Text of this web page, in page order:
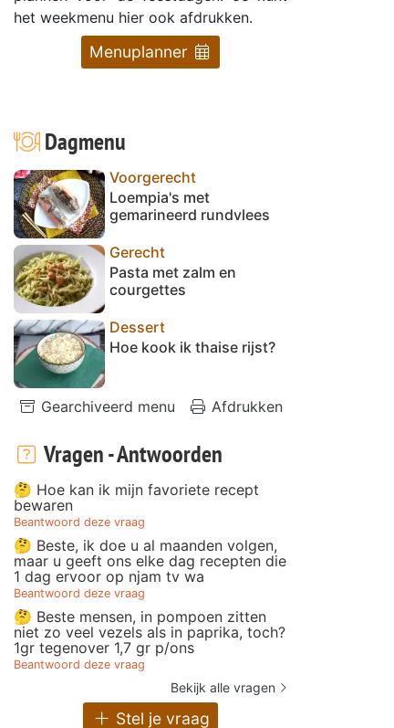
het weekmenu hier ook afdrukken.
Menuplanner
Dagmenu
Voorgerecht
Loempia's met
gemarineerd rundvlees
Gerecht
Pasta met zalm en
courgettes
Dessert
Hoe kook ik thaise rijst?
Gearchiveerd menu Afdrukken
Vragen - Antwoorden
🤔 Hoe kan ik mijn favoriete recept
bewaren
Beantwoord deze vraag
🤔 Beste, ik doe u al maanden volgen,
maar u geeft ons elke dag recepten die
1 dag ervoor op njam tv wa
Beantwoord deze vraag
🤔 Beste mensen, in pompoen zitten
niet zo veel vezels als in paprika, toch?
1gr tegenover 1,7 gr p/ons
Beantwoord deze vraag
Bekijk alle vragen
Stel je vraag